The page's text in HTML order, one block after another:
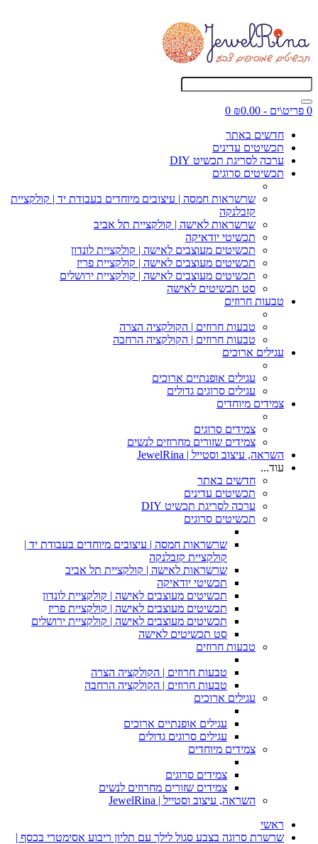
0 פריט\ים - ₪0.00
0
חדשים באתר
תכשיטים עדינים
ערכה לסריגת תכשיט DIY
תכשיטים סרוגים
שרשראות חמסה | עיצובים מיוחדים בעבודת יד | קולקציית
קזבלנקה
שרשראות לאישה | קולקציית תל אביב
תכשיטי יודאיקה
תכשיטים מעוצבים לאישה | קולקציית לונדון
תכשיטים מעוצבים לאישה | קולקציית פריז
תכשיטים מעוצבים לאישה | קולקציית ירושלים
סט תכשיטים לאישה
טבעות חרוזים
טבעות חרוזים | הקולקציה הצרה
טבעות חרוזים | הקולקציה הרחבה
עגילים ארוכים
עגילים אופנתיים ארוכים
עגילים סרוגים גדולים
צמידים מיוחדים
צמידים סרוגים
צמידים שזורים מחרוזים לנשים
השראה, עיצוב וסטייל | JewelRina
עוד...
חדשים באתר
תכשיטים עדינים
ערכה לסריגת תכשיט DIY
תכשיטים סרוגים
שרשראות חמסה | עיצובים מיוחדים בעבודת יד |
קולקציית קזבלנקה
שרשראות לאישה | קולקציית תל אביב
תכשיטי יודאיקה
תכשיטים מעוצבים לאישה | קולקציית לונדון
תכשיטים מעוצבים לאישה | קולקציית פריז
תכשיטים מעוצבים לאישה | קולקציית ירושלים
סט תכשיטים לאישה
טבעות חרוזים
טבעות חרוזים | הקולקציה הצרה
טבעות חרוזים | הקולקציה הרחבה
עגילים ארוכים
עגילים אופנתיים ארוכים
עגילים סרוגים גדולים
צמידים מיוחדים
צמידים סרוגים
צמידים שזורים מחרוזים לנשים
השראה, עיצוב וסטייל | JewelRina
ראשי
שרשרת סרוגה בצבע סגול לילך עם תליון ריבוע אסימטרי בכסף |